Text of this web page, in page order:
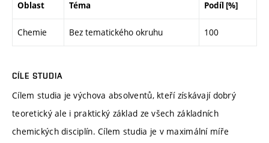
Oblast Téma Podíl [%]
Chemie Bez tematického okruhu 100
CÍLE STUDIA
Cílem studia je výchova absolventů, kteří získávají dobrý
teoretický ale i praktický základ ze všech základních
chemických disciplín. Cílem studia je v maximální míře